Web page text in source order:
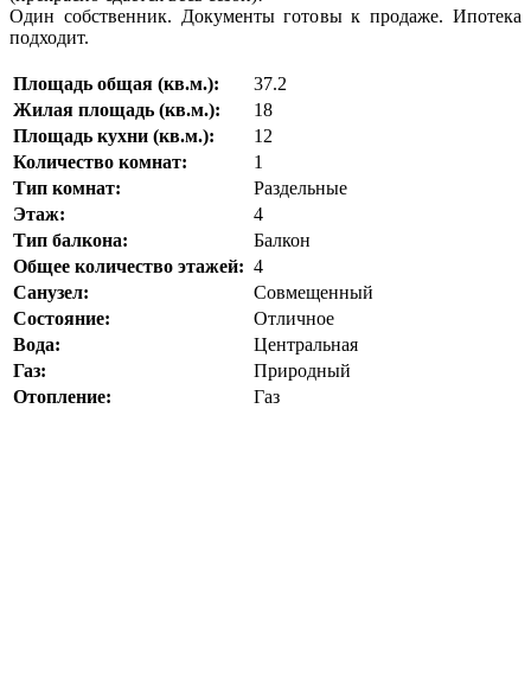
Один собственник. Документы готовы к продаже. Ипотека
подходит.
Площадь общая (кв.м.):
37.2
Жилая площадь (кв.м.):
18
Площадь кухни (кв.м.):
12
Количество комнат:
1
Тип комнат:
Раздельные
Этаж:
4
Тип балкона:
Балкон
Общее количество этажей: 4
Санузел:
Совмещенный
Состояние:
Отличное
Вода:
Центральная
Газ:
Природный
Отопление:
Газ